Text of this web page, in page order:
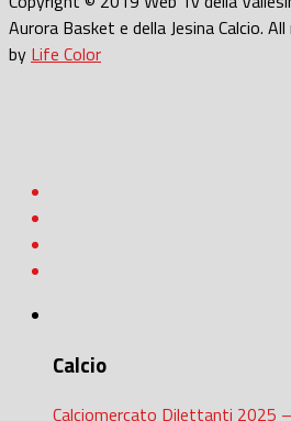
Aurora Basket e della Jesina Calcio.
by Life Color
Calcio
Calciomercato Dilettanti 2025